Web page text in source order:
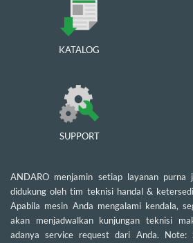
KATALOG
SUPPORT
ANDARO menjamin setiap layanan purna
didukung oleh tim teknisi handal &
Apabila mesin Anda mengalami kendala,
akan menjadwalkan kunjungan teknisi
adanya service request dari Anda. Note: